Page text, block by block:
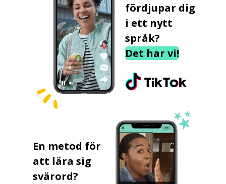
fördjupar dig
i ett nytt
språk?
Det har vi!
En metod för
att lära sig
svärord?